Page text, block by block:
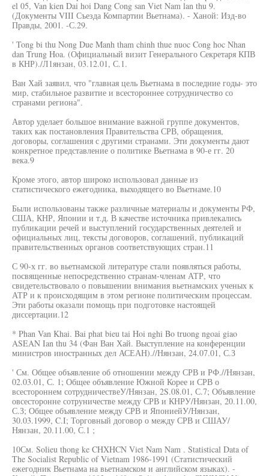
el 05, Van kien Dai hoi Dang Cong san Viet Nam lan thu 9.
(Документы VIII Съезда Компартии Вьетнама). - Ханой: Изд-во
Правды, 2001. -С.29.
' Tong bi thu Nong Due Manh tham chinh thue nuoc Cong hoc Nhan
dan Trung Hoa. (Официальный визит Генерального Секретаря КПВ
в КНР)./Л1янзан, 03.12.01, С.1.
Ван Хай заявил, что "главная цель Вьетнама в последние годы- это
мир, стабильное развитие и всестороннее сотрудничество со
странами региона".
Автор уделает большое внимание важной группе документов,
таких как постановления Правительства СРВ, обращения,
договоры, соглашения с другими странами. Эти документы дают
конкретное представление о политике Вьетнама в 90-е гг. 20
века.9
Кроме этого, автор широко использовал данные из
статистического ежегодника, выходящего во Вьетнаме.10
Были использованы также различные материалы и документы РФ,
США, КНР, Японии и т.д. В качестве источника привлекались
публикации речей и выступлений государственных деятелей и
официальных лиц, тексты договоров, соглашений, публикаций
правительственных органов соответствующих стран.11
С 90-х гг. во вьетнамской литературе стали появляться работы,
посвященные непосредственно странам-членам АТР, что
свидетельствовало о повышении внимания вьетнамских ученых к
АТР и к происходящим в этом регионе политическим процессам.
Эти работы оказали помощь при подготовке настоящей
диссертации.12
* Phan Van Khai. Bai phat bieu tai Hoi nghi Bo truong ngoai giao
ASEAN Ian thu 34 (Фан Ван Хай. Выступление на конференции
министров иностранных дел АСЕАН).//Нянзан, 24.07.01, С.З
' См. Общее объявление об отношении между СРВ и РФ.//Нянзан,
02.03.01, С. 1; Общее объявление Южной Корее и СРВ о
всестороннем сотрудничествеУ/Нянзан, 2S.08.01, С.7; Объявление
овсесторонне сотруничестве между СРВ и КНРУ/Нянзан, 20.11.00,
С.З; Общее объявление между СРВ и ЯпониейУ/Нянзан,
30.03.1999, C.I; Торговный договор о между СРВ и СШАУ/
Нянзан, 20.11.00, С.1 ;
10См. Solieu thong ke CHXHCN Viet Nam Nam . Statistical Data of
The Socialist Republic of Vietnam 1986-1991 (Статистический
ежегодник Вьетнама на вьетнамском и английском языках). -